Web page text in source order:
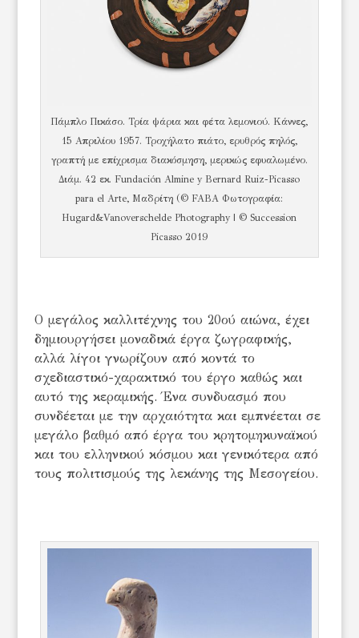
Πάμπλο Πικάσο. Τρία ψάρια και φέτα λεμονιού. Κάννες,
15 Απριλίου 1957. Τροχήλατο πιάτο, ερυθρός πηλός,
γραπτή με επίχρισμα διακόσμηση, μερικώς εφυαλωμένο.
Διάμ. 42 εκ. Fundación Almine y Bernard Ruiz-Picasso
para el Arte, Μαδρίτη (© FABA Φωτογραφία:
Hugard&Vanoverschelde Photography | © Succession
Picasso 2019
Ο μεγάλος καλλιτέχνης του 20ού αιώνα, έχει
δημιουργήσει μοναδικά έργα ζωγραφικής,
αλλά λίγοι γνωρίζουν από κοντά το
σχεδιαστικό-χαρακτικό του έργο καθώς και
αυτό της κεραμικής. Ένα συνδυασμό που
συνδέεται με την αρχαιότητα και εμπνέεται σε
μεγάλο βαθμό από έργα του κρητομηκυναϊκού
και του ελληνικού κόσμου και γενικότερα από
τους πολιτισμούς της λεκάνης της Μεσογείου.